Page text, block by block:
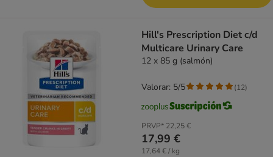
Hill's Prescription Diet c/d
Multicare Urinary Care
12 x 85 g (salmón)
PRVP* 22,25 €
17,99 €
17,64 € / kg
Valorar: 5/5 (12)